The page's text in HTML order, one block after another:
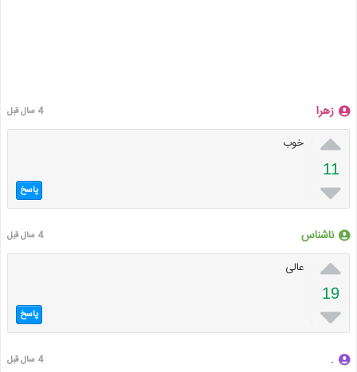
زهرا 4 سال قبل

11

خوب
پاسخ
ناشناس 4 سال قبل

19

عالی
پاسخ
. 4 سال قبل